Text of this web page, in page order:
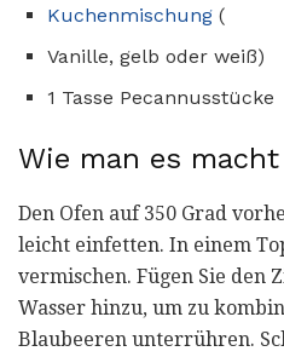
Kuchenmischung (
Vanille, gelb oder weiß)
1 Tasse Pecannusstücke
Wie man es macht
Den Ofen auf 350 Grad
leicht einfetten. In einem
vermischen. Fügen Sie den
Wasser hinzu, um zu
Blaubeeren unterrühren.